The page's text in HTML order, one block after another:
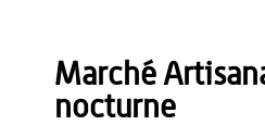
Marché
nocturne